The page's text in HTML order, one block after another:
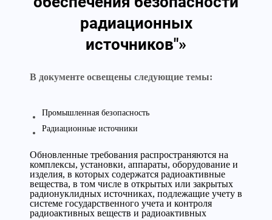
радиационных
источников"»
В документе освещены следующие темы:
Промышленная безопасность
Радиационные источники
Обновленные требования распространяются на
комплексы, установки, аппараты, оборудование и
изделия, в которых содержатся радиоактивные
вещества, в том числе в открытых или закрытых
радионуклидных источниках, подлежащие учету в
системе государственного учета и контроля
радиоактивных веществ и радиоактивных